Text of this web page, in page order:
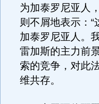
为加泰罗尼亚人
则不屑地表示：
加泰罗尼亚人。
雷加斯的主力前
索的竞争，对此
维共存。